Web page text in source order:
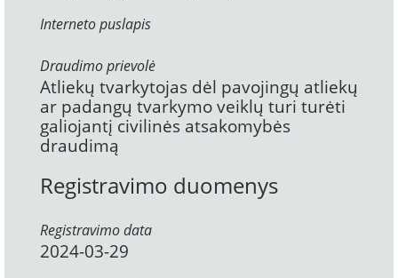
Interneto puslapis
Draudimo prievolė
Atliekų tvarkytojas dėl pavojingų atliekų
ar padangų tvarkymo veiklų turi turėti
galiojantį civilinės atsakomybės
draudimą
Registravimo duomenys
Registravimo data
2024-03-29